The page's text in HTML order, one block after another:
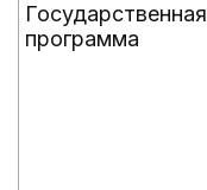
Государственная
программа